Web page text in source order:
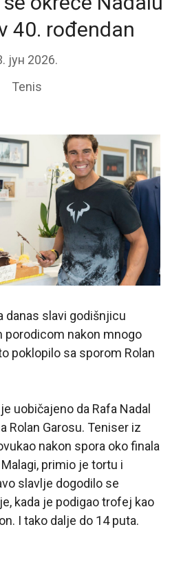
40. rođendan
јун 2026.
Tenis
danas slavi godišnjicu
porodicom nakon mnogo
poklopilo sa sporom Rolan
uobičajeno da Rafa Nadal
Rolan Garosu. Teniser iz
nakon spora oko finala
primio je tortu i
slavlje dogodilo se
kada je podigao trofej kao
I tako dalje do 14 puta.